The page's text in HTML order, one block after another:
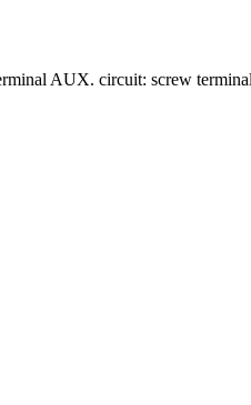
AUX. circuit: screw